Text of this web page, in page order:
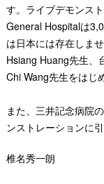
す。ライブデモンス
General Hospitalは
は日本には存在しま
Hsiang Huang先生、
Chi Wang先生をはじ
また、三井記念病院
ンストレーションに
椎名秀一朗